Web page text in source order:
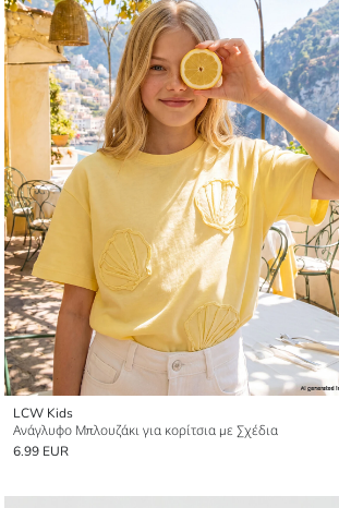
LCW Kids
Ανάγλυφο Μπλουζάκι για κορίτσια με Σχέδια
6.99 EUR